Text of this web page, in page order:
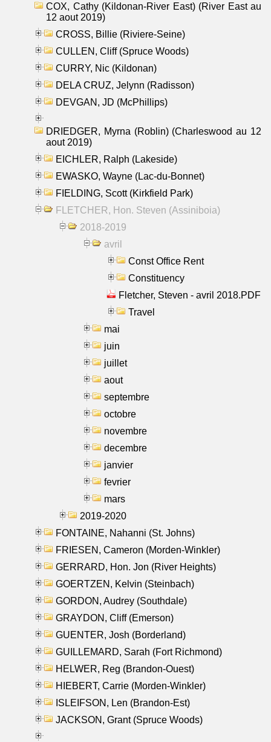
COX, Cathy (Kildonan-River East) (River East au
12 aout 2019)
CROSS, Billie (Riviere-Seine)
CULLEN, Cliff (Spruce Woods)
CURRY, Nic (Kildonan)
DELA CRUZ, Jelynn (Radisson)
DEVGAN, JD (McPhillips)
DRIEDGER, Myrna (Roblin) (Charleswood au 12
aout 2019)
EICHLER, Ralph (Lakeside)
EWASKO, Wayne (Lac-du-Bonnet)
FIELDING, Scott (Kirkfield Park)
FLETCHER, Hon. Steven (Assiniboia)
2018-2019
avril
Const Office Rent
Constituency
Fletcher, Steven - avril 2018.PDF
Travel
mai
juin
juillet
aout
septembre
octobre
novembre
decembre
janvier
fevrier
mars
2019-2020
FONTAINE, Nahanni (St. Johns)
FRIESEN, Cameron (Morden-Winkler)
GERRARD, Hon. Jon (River Heights)
GOERTZEN, Kelvin (Steinbach)
GORDON, Audrey (Southdale)
GRAYDON, Cliff (Emerson)
GUENTER, Josh (Borderland)
GUILLEMARD, Sarah (Fort Richmond)
HELWER, Reg (Brandon-Ouest)
HIEBERT, Carrie (Morden-Winkler)
ISLEIFSON, Len (Brandon-Est)
JACKSON, Grant (Spruce Woods)